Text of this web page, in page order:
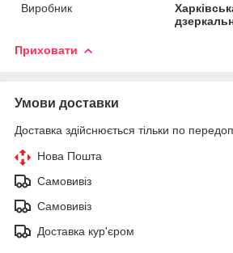
Виробник
Приховати
Умови доставки
Доставка здійснюється тільки по
Нова Пошта
Самовивіз
Самовивіз
Доставка кур'єром